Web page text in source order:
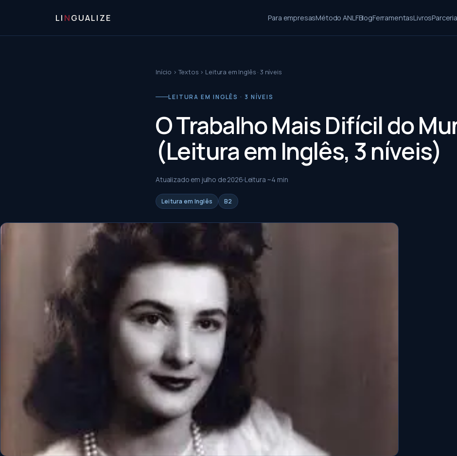
LI NGUALIZE Para empresasMétodo ANLFBlogFerramentasLivros
Início ›Textos › Leitura em Inglês · 3 níveis
LEITURA EM INGLÊS · 3 NÍVEIS
O Trabalho Mais Difícil do
(Leitura em Inglês, 3 níveis)
Atualizado em julho de 2026Leitura ~4 min
Leitura em Inglês B2